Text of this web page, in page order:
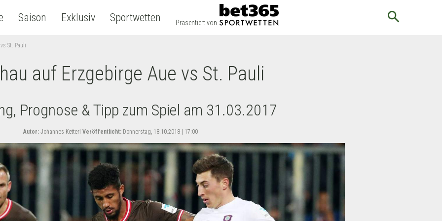
Saison Exklusiv Sportwetten Präsentiert von search
St. Pauli
auf Erzgebirge Aue vs St. Pauli
Prognose & Tipp zum Spiel am 31.03.2017
Autor: Johannes Ketterl Veröffentlicht: Donnerstag, 18.10.2018 | 17:00